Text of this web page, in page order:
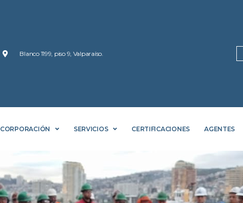
Blanco 1199, piso 9, Valparaíso.
CORPORACIÓN SERVICIOS CERTIFICACIONES AGENTES